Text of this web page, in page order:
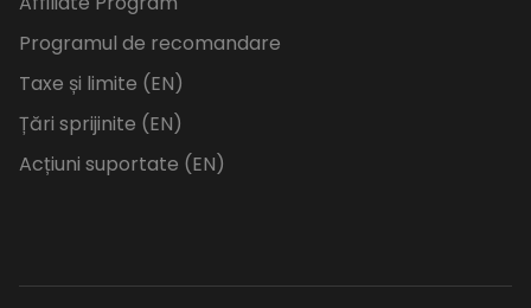
Programul de recomandare
Taxe și limite (EN)
Țări sprijinite (EN)
Acțiuni suportate (EN)